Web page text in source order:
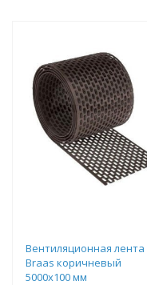
Вентиляционная лента
Braas коричневый
5000х100 мм